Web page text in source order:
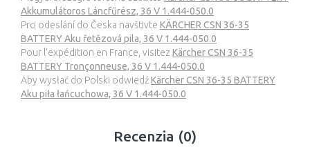
Akkumulátoros Láncfűrész, 36 V 1.444-050.0
Pro odeslání do Česka navštivte KÄRCHER CSN 36-35
BATTERY Aku řetězová pila, 36 V 1.444-050.0
Pour l’expédition en France, visitez Kärcher CSN 36-35
BATTERY Tronçonneuse, 36 V 1.444-050.0
Aby wysłać do Polski odwiedźKärcher CSN 36-35 BATTERY
Aku piła łańcuchowa, 36 V 1.444-050.0
Recenzia (0)